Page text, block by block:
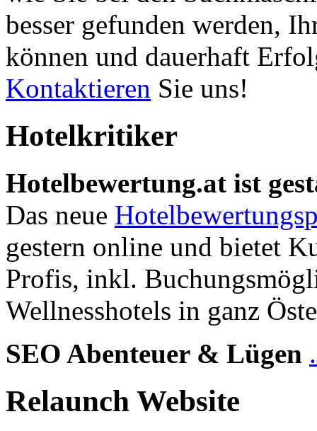
besser gefunden werden,
können und dauerhaft
Kontaktieren Sie uns!
Hotelkritiker
Hotelbewertung.at ist
Das neue
gestern online und bietet
Profis, inkl.
Wellnesshotels in ganz
SEO Abenteuer & Lügen
Relaunch Website